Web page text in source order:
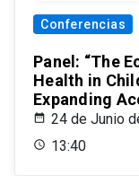
Conferencias
Panel: “The
Health in
Expanding
24 de Junio
13:40